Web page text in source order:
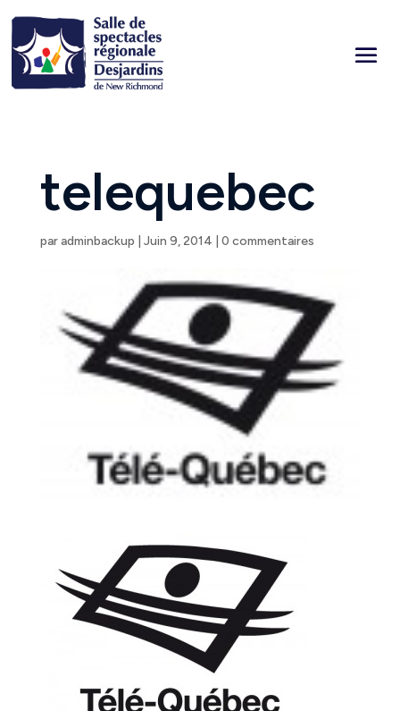
telequebec
paradminbackup Juin 9, 2014 0 commentaires